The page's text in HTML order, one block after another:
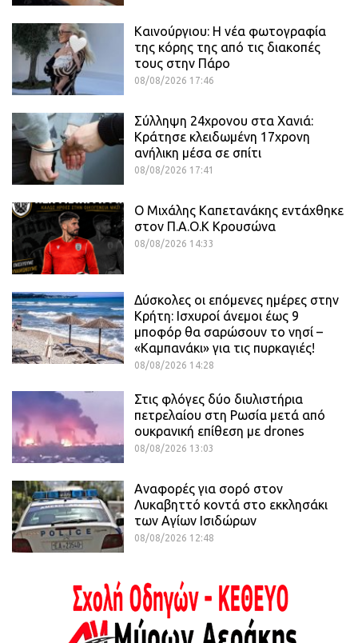
Καινούργιου: Η νέα φωτογραφία
της κόρης της από τις διακοπές
τους στην Πάρο
08/08/2026 17:46
Σύλληψη 24χρονου στα Χανιά:
Κράτησε κλειδωμένη 17χρονη
ανήλικη μέσα σε σπίτι
08/08/2026 17:41
O Mιχάλης Καπετανάκης εντάχθηκε
στον Π.Α.Ο.Κ Κρουσώνα
08/08/2026 14:33
Δύσκολες οι επόμενες ημέρες στην
Κρήτη: Ισχυροί άνεμοι έως 9
μποφόρ θα σαρώσουν το νησί –
«Καμπανάκι» για τις πυρκαγιές!
08/08/2026 14:28
Στις φλόγες δύο διυλιστήρια
πετρελαίου στη Ρωσία μετά από
ουκρανική επίθεση με drones
08/08/2026 13:03
Αναφορές για σορό στον
Λυκαβηττό κοντά στο εκκλησάκι
των Αγίων Ισιδώρων
08/08/2026 12:48